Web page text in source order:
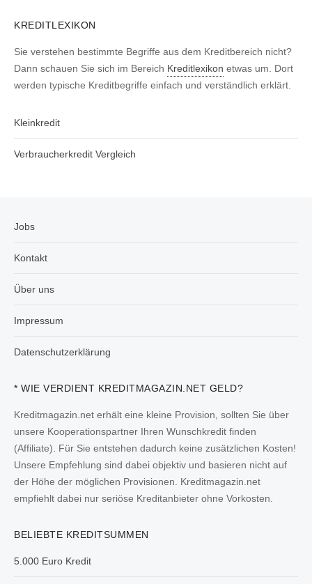
KREDITLEXIKON
Sie verstehen bestimmte Begriffe aus dem Kreditbereich nicht?
Dann schauen Sie sich im Bereich Kreditlexikon etwas um. Dort
werden typische Kreditbegriffe einfach und verständlich erklärt.
Kleinkredit
Verbraucherkredit Vergleich
Jobs
Kontakt
Über uns
Impressum
Datenschutzerklärung
* WIE VERDIENT KREDITMAGAZIN.NET GELD?
Kreditmagazin.net erhält eine kleine Provision, sollten Sie über
unsere Kooperationspartner Ihren Wunschkredit finden
(Affiliate). Für Sie entstehen dadurch keine zusätzlichen Kosten!
Unsere Empfehlung sind dabei objektiv und basieren nicht auf
der Höhe der möglichen Provisionen. Kreditmagazin.net
empfiehlt dabei nur seriöse Kreditanbieter ohne Vorkosten.
BELIEBTE KREDITSUMMEN
5.000 Euro Kredit